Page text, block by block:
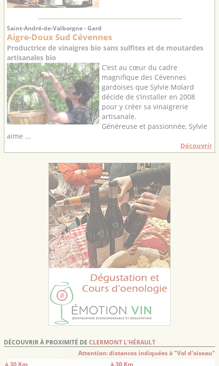
Saint-André-de-Valborgne - Gard
Aigre-Doux Sud Cévennes
Productrice de vinaigres bio sans sulfites et de moutardes
artisanales bio
C’est au cœur du cadre
magnifique des Cévennes
gardoises que Sylvie Molard
décide de s’installer en 2008
pour y créer sa vinaigrerie
artisanale.
Généreuse et passionnée, Sylvie
aime ...
Découvrir
DÉCOUVRIR À PROXIMITÉ DE CLERMONT L'HÉRAULT
Attention: distances indiquées à "Vol d'oiseau"
à 30 Km
à 30 Km